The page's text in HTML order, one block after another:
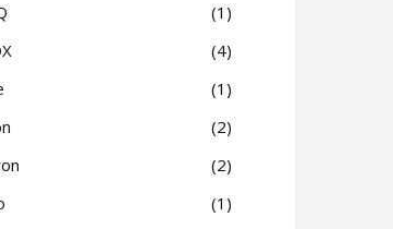
1
4
1
2
2
1